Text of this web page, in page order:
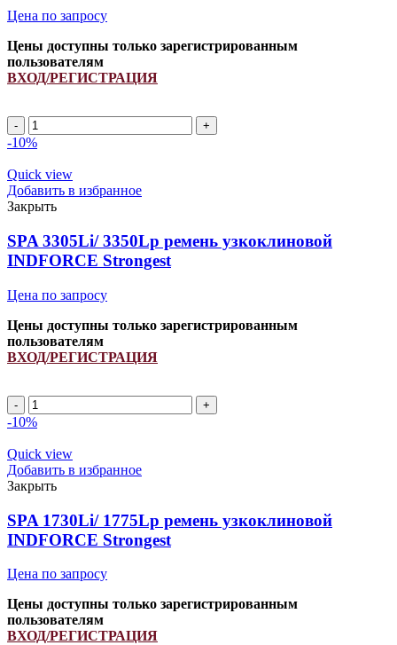
Цена по запросу
Цены доступны только зарегистрированным
пользователям
ВХОД/РЕГИСТРАЦИЯ
Ремень
84061465/
133635.0/
84061463/
3129140R1/
684121550/
3616512M91
INDFORCE
quantity
-10%
Quick view
Добавить в избранное
Закрыть
SPA 3305Li/ 3350Lp ремень узкоклиновой
INDFORCE Strongest
Цена по запросу
Цены доступны только зарегистрированным
пользователям
ВХОД/РЕГИСТРАЦИЯ
SPA
3305Li/
ремень
узкоклиновой
INDFORCE
Strongest
quantity
-10%
Quick view
Добавить в избранное
Закрыть
SPA 1730Li/ 1775Lp ремень узкоклиновой
INDFORCE Strongest
Цена по запросу
Цены доступны только зарегистрированным
пользователям
ВХОД/РЕГИСТРАЦИЯ